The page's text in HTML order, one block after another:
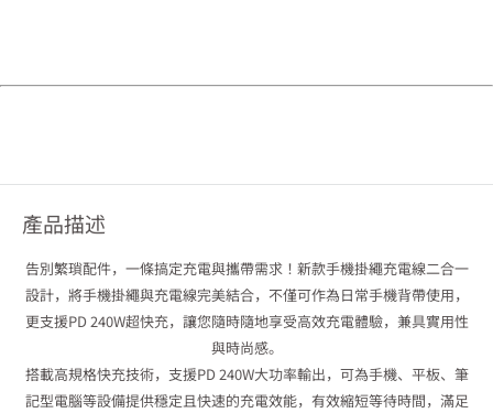
產品描述
告別繁瑣配件，一條搞定充電與攜帶需求！新款手機掛繩充電線二合一
設計，將手機掛繩與充電線完美結合，不僅可作為日常手機背帶使用，
更支援PD 240W超快充，讓您隨時隨地享受高效充電體驗，兼具實用性
與時尚感。
搭載高規格快充技術，支援PD 240W大功率輸出，可為手機、平板、筆
記型電腦等設備提供穩定且快速的充電效能，有效縮短等待時間，滿足